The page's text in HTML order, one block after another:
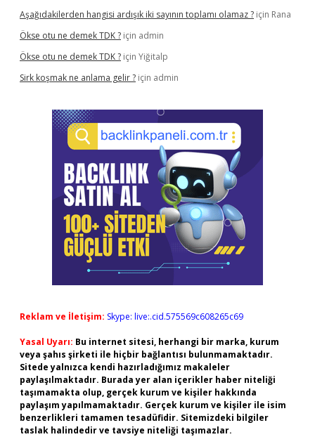
Aşağıdakilerden hangisi ardışık iki sayının toplamı olamaz ? için Rana
Ökse otu ne demek TDK ? için admin
Ökse otu ne demek TDK ? için Yiğitalp
Sirk koşmak ne anlama gelir ? için admin
Reklam ve İletişim: Skype: live:.cid.575569c608265c69
Yasal Uyarı: Bu internet sitesi, herhangi bir marka, kurum
veya şahıs şirketi ile hiçbir bağlantısı bulunmamaktadır.
Sitede yalnızca kendi hazırladığımız makaleler
paylaşılmaktadır. Burada yer alan içerikler haber niteliği
taşımamakta olup, gerçek kurum ve kişiler hakkında
paylaşım yapılmamaktadır. Gerçek kurum ve kişiler ile isim
benzerlikleri tamamen tesadüfidir. Sitemizdeki bilgiler
taslak halindedir ve tavsiye niteliği taşımazlar.